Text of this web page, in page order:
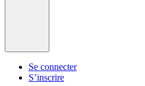
Se connecter
S’inscrire